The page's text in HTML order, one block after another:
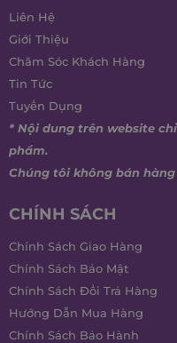
Liên Hệ
Giới Thiệu
Chăm Sóc Khách Hàng
Tin Tức
Tuyển Dụng
* Nội dung trên website
phẩm.
Chúng tôi không bán
CHÍNH SÁCH
Chính Sách Giao Hàng
Chính Sách Bảo Mật
Chính Sách Đổi Trả Hàng
Hướng Dẫn Mua Hàng
Chính Sách Bảo Hành